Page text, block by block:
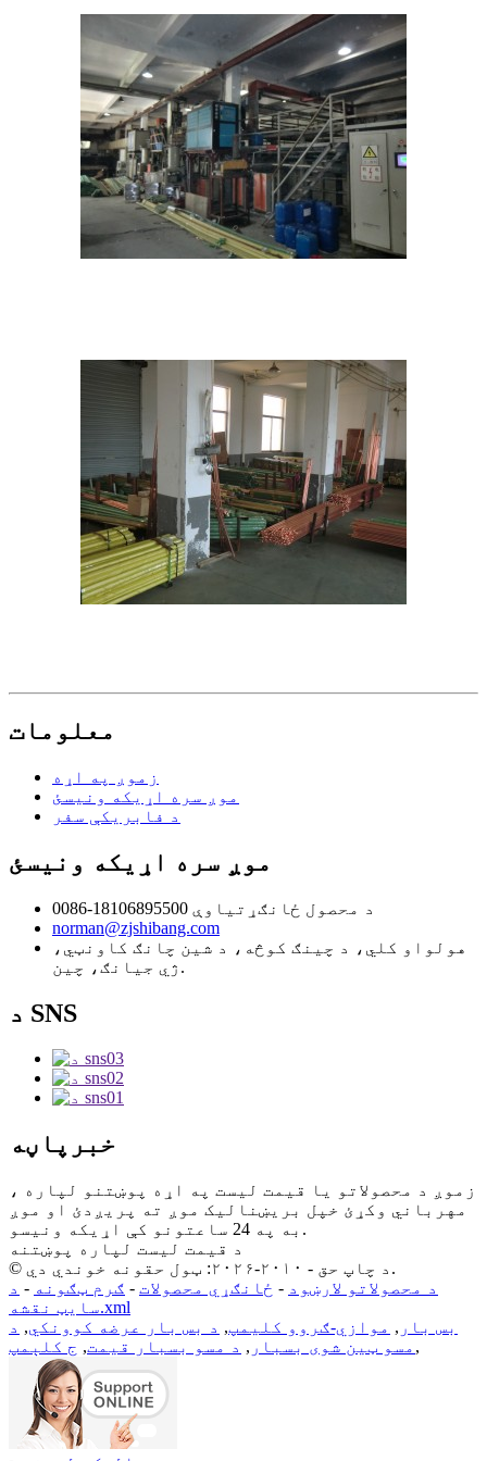
معلومات
زموږ په اړه
موږ سره اړیکه ونیسئ
د فابریکې سفر
موږ سره اړیکه ونیسئ
0086-18106895500 د محصول ځانګړتیاوې
norman@zjshibang.com
هولواو کلي، د چينګ کوڅه، د شين چانګ کاونټي،
ژي جيانګ، چين.
د SNS
خبرپاڼه
زموږ د محصولاتو یا قیمت لیست په اړه پوښتنو لپاره ،
مهرباني وکړئ خپل بریښنالیک موږ ته پریږدئ او موږ
به په 24 ساعتونو کې اړیکه ونیسو.
د قیمت لیست لپاره پوښتنه
© د چاپ حق - ۲۰۱۰-۲۰۲۶: ټول حقونه خوندي دي.
د محصولاتو لارښود - ځانګړي محصولات - ګرم ټګونه - د
سایټ نقشه.xml
بس بار , موازي-ګروو کلیمپ, د بس بار عرضه کوونکي, د
مسو ټین شوی بسبار , د مسو بسبار قیمت, ج کلېمپ ,